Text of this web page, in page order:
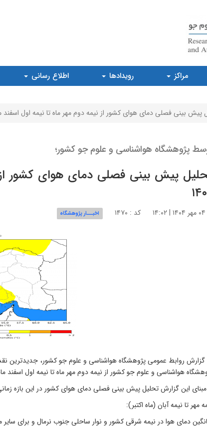
مراکز رویدادها اطلاع رسانی
پیش بینی فصلی دمای هوای کشور از نیمه دوم مهر ماه تا نیمه اول اسفند ماه
پژوهشگاه هواشناسی و علوم جو کشور؛
پیش بینی فصلی دمای هوای کشور از
کد : ۱۴۷۰ اخبـــار پژوهشگاه
گزارش روابط عمومی پژوهشگاه هواشناسی و علوم جو کشور، جدیدترین
هواشناسی و علوم جو کشور از نیمه دوم مهر ماه تا نیمه اول اسفند
مبنای این گزارش تحلیل پیش بینی فصلی دمای هوای کشور در این بازه
مهر تا نیمه آبان (ماه اکتبر):
دمای هوا در نیمه شرقی کشور و نوار ساحلی جنوب نرمال و برای